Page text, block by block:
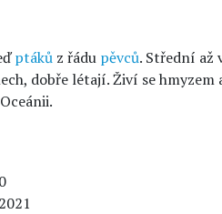
ptáků z řádu pěvců. Střední až
dobře létají. Živí se